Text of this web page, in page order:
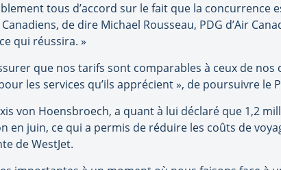
tous d’accord sur le fait que la concurrence
de dire Michael Rousseau, PDG d’Air
qui réussira. »
que nos tarifs sont comparables à ceux de
les services qu’ils apprécient », de poursuivre le
von Hoensbroech, a quant à lui déclaré que 1,2
en juin, ce qui a permis de réduire les coûts de
de WestJet.